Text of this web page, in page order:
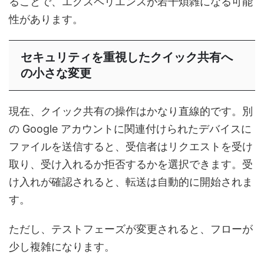
性があります。
セキュリティを重視したクイック共有へ
の小さな変更
現在、クイック共有の操作はかなり直線的です。別
の Google アカウントに関連付けられたデバイスに
ファイルを送信すると、受信者はリクエストを受け
取り、受け入れるか拒否するかを選択できます。受
け入れが確認されると、転送は自動的に開始されま
す。
ただし、テストフェーズが変更されると、フローが
少し複雑になります。